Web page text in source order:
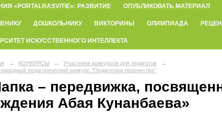
«PORTALRASVITIE»: РАЗВИТИЕ ОПУБЛИКОВАТЬ МАТЕРИАЛ
ДОШКОЛЬНИКУ ВИКТОРИНЫ ОЛИМПИАДА
ИСКУССТВЕННОГО ИНТЕЛЛЕКТА
→ КОНКУРСЫ → Участники конкурсов для педагогов
→
педагогический конкурс "Педагогика творчества"
– передвижка,
Абая Кунанбаева»